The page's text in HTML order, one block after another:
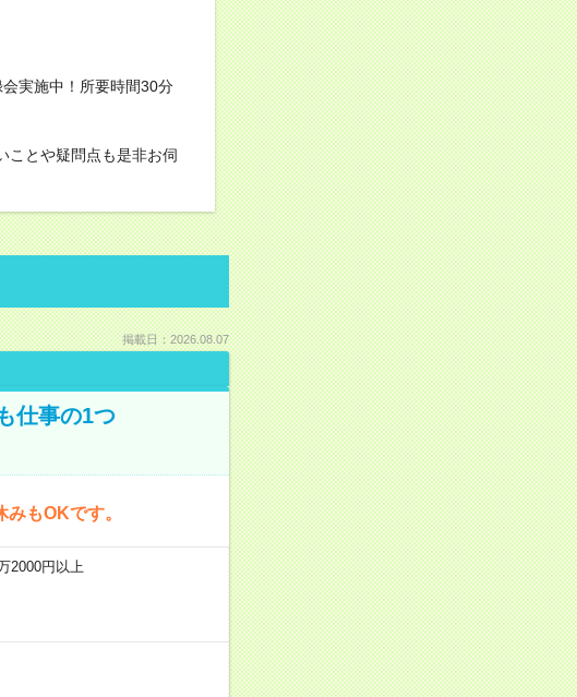
実施中！所要時間30分
ことや疑問点も是非お伺
掲載日：2026.08.07
仕事の1つ
もOKです。
円以上